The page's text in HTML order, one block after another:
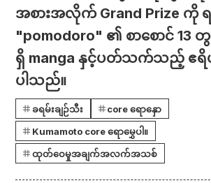
အစားအလိုက် Grand Prize ကို
"pomodoro" ၏ စာစောင် 13 တွ
ရှိ manga နှင့်ပတ်သက်သည့် ဧရိယ
ပါသည်။
ခရမ်းချဉ်သီး
core ရောနှော
Kumamoto core ရောမွှေပါ။
ထုတ်ဝေမှုအချက်အလက်အသစ်